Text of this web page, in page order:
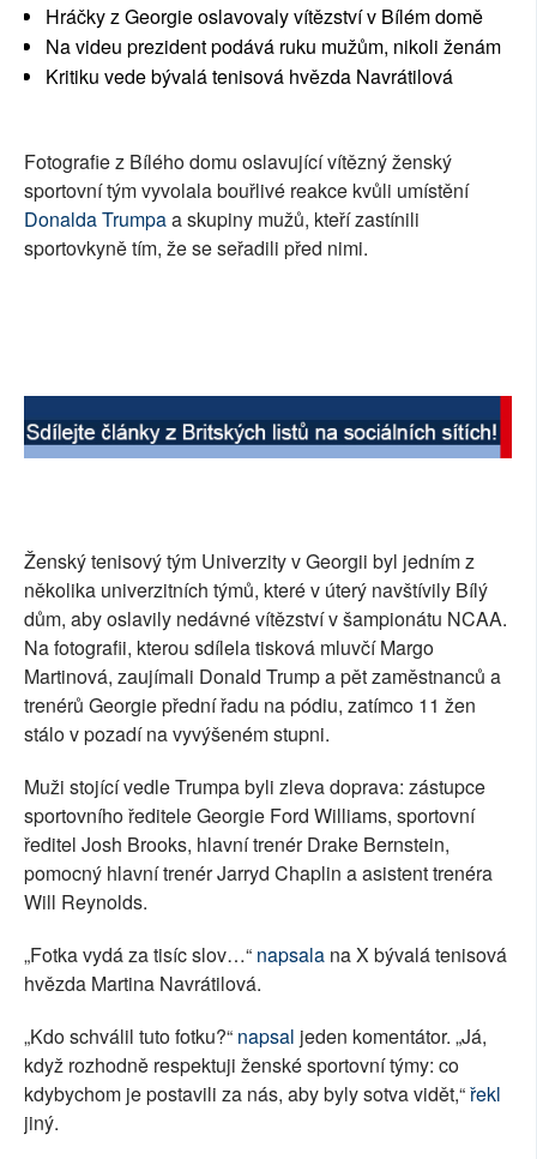
Hráčky z Georgie oslavovaly vítězství v Bílém domě
Na videu prezident podává ruku mužům, nikoli ženám
Kritiku vede bývalá tenisová hvězda Navrátilová
Fotografie z Bílého domu oslavující vítězný ženský
sportovní tým vyvolala bouřlivé reakce kvůli umístění
Donalda Trumpaa skupiny mužů, kteří zastínili
sportovkyně tím, že se seřadili před nimi.
Ženský tenisový tým Univerzity v Georgii byl jedním z
několika univerzitních týmů, které v úterý navštívily Bílý
dům, aby oslavily nedávné vítězství v šampionátu NCAA.
Na fotografii, kterou sdílela tisková mluvčí Margo
Martinová, zaujímali Donald Trump a pět zaměstnanců a
trenérů Georgie přední řadu na pódiu, zatímco 11 žen
stálo v pozadí na vyvýšeném stupni.
Muži stojící vedle Trumpa byli zleva doprava: zástupce
sportovního ředitele Georgie Ford Williams, sportovní
ředitel Josh Brooks, hlavní trenér Drake Bernstein,
pomocný hlavní trenér Jarryd Chaplin a asistent trenéra
Will Reynolds.
„Fotka vydá za tisíc slov…“ napsala na X bývalá tenisová
hvězda Martina Navrátilová.
„Kdo schválil tuto fotku?“ napsal jeden komentátor. „Já,
když rozhodně respektuji ženské sportovní týmy: co
kdybychom je postavili za nás, aby byly sotva vidět,“řekl
jiný.